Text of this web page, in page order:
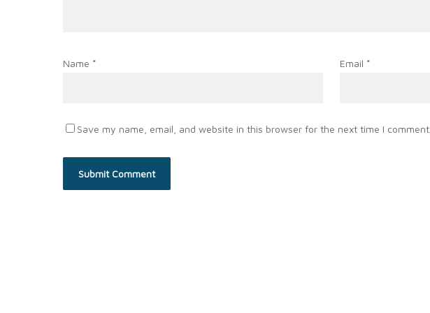
Name * Email *
Save my name, email, and website in this browser for the next time I comment.